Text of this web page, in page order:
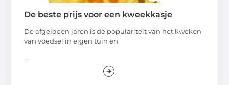
De beste prijs voor een kweekkasje
De afgelopen jaren is de populariteit van het kweken
van voedsel in eigen tuin en
...